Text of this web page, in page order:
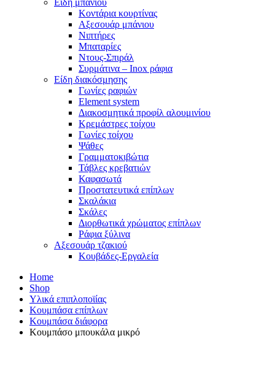
Είδη μπάνιου
Κοντάρια κουρτίνας
Αξεσουάρ μπάνιου
Νιπτήρες
Μπαταρίες
Ντους-Σπιράλ
Συρμάτινα – Inox ράφια
Είδη διακόσμησης
Γωνίες ραφιών
Element system
Διακοσμητικά προφίλ αλουμινίου
Κρεμάστρες τοίχου
Γωνίες τοίχου
Ψάθες
Γραμματοκιβώτια
Τάβλες κρεβατιών
Καφασωτά
Προστατευτικά επίπλων
Σκαλάκια
Σκάλες
Διορθωτικά χρώματος επίπλων
Ράφια ξύλινα
Αξεσουάρ τζακιού
Κουβάδες-Εργαλεία
Home
Shop
Υλικά επιπλοποϊίας
Κουμπάσα επίπλων
Κουμπάσα διάφορα
Κουμπάσο μπουκάλα μικρό